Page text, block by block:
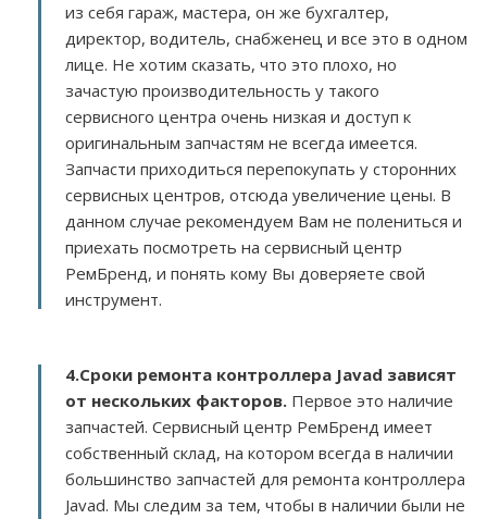
из себя гараж, мастера, он же бухгалтер,
директор, водитель, снабженец и все это в одном
лице. Не хотим сказать, что это плохо, но
зачастую производительность у такого
сервисного центра очень низкая и доступ к
оригинальным запчастям не всегда имеется.
Запчасти приходиться перепокупать у сторонних
сервисных центров, отсюда увеличение цены. В
данном случае рекомендуем Вам не полениться и
приехать посмотреть на сервисный центр
РемБренд, и понять кому Вы доверяете свой
инструмент.
4.Сроки ремонта контроллера Javad зависят
от нескольких факторов. Первое это наличие
запчастей. Сервисный центр РемБренд имеет
собственный склад, на котором всегда в наличии
большинство запчастей для ремонта контроллера
Javad. Мы следим за тем, чтобы в наличии были не